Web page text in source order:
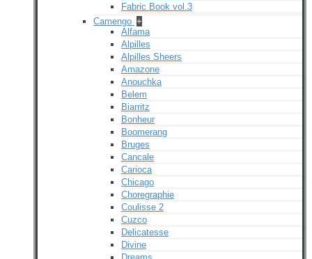
Fabric Book vol.3
Camengo +
Alfama
Alpilles
Alpilles Sheers
Amazone
Anouchka
Belem
Biarritz
Bonheur
Boomerang
Bruges
Cancale
Carioca
Chicago
Choregraphie
Coulisse 2
Cuzco
Delicatesse
Divine